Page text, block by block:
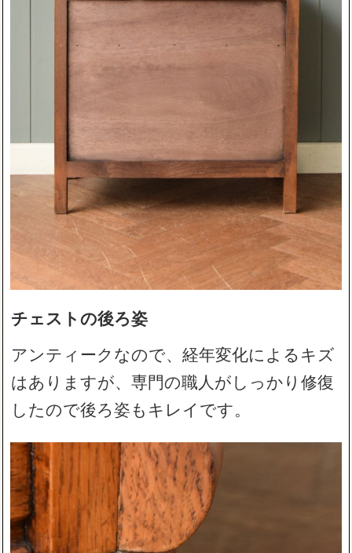
チェストの後ろ姿
アンティークなので、経年変化によるキズ
はありますが、専門の職人がしっかり修復
したので後ろ姿もキレイです。